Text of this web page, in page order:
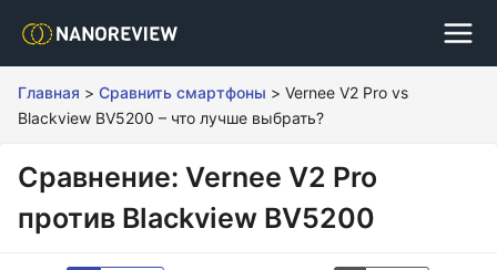
Главная > Сравнить смартфоны > Vernee V2 Pro vs
Blackview BV5200 – что лучше выбрать?
Сравнение: Vernee V2 Pro
против Blackview BV5200